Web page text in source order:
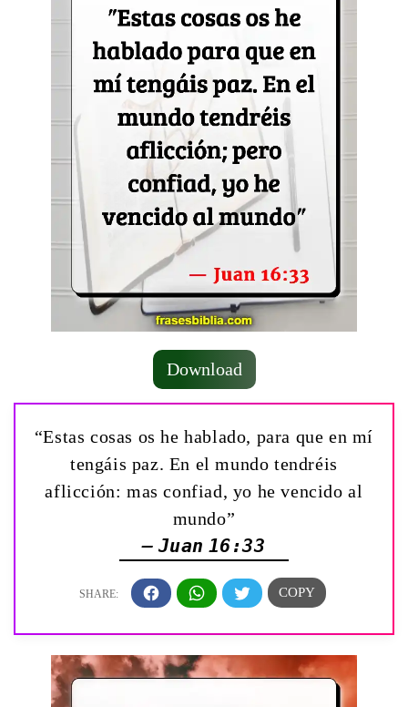
Download
“Estas cosas os he hablado, para que en mí
tengáis paz. En el mundo tendréis
aflicción: mas confiad, yo he vencido al
mundo”
— Juan 16:33